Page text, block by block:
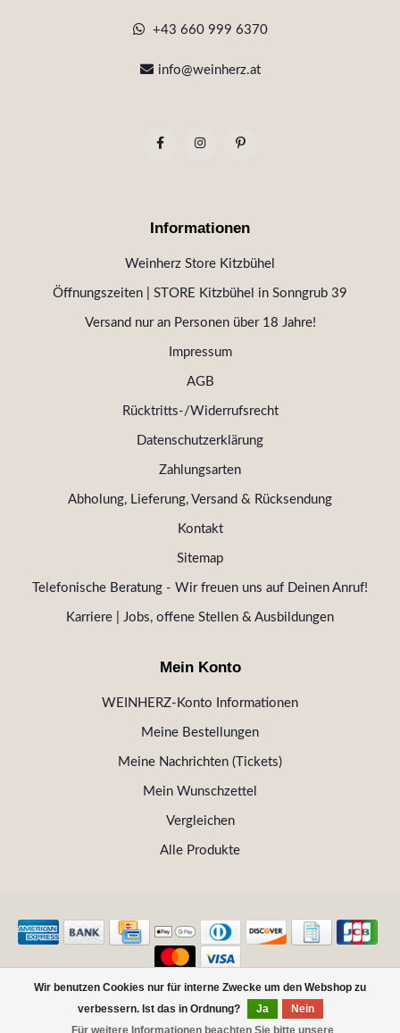
Wir benutzen Cookies nur für interne Zwecke um den Webshop zu
verbessern. Ist das in Ordnung?
Ja
Nein
Für weitere Informationen beachten Sie bitte unsere
+43 660 999 6370
info@weinherz.at
Informationen
Weinherz Store Kitzbühel
Öffnungszeiten | STORE Kitzbühel in Sonngrub 39
Versand nur an Personen über 18 Jahre!
Impressum
AGB
Rücktritts-/Widerrufsrecht
Datenschutzerklärung
Zahlungsarten
Abholung, Lieferung, Versand & Rücksendung
Kontakt
Sitemap
Telefonische Beratung - Wir freuen uns auf Deinen Anruf!
Karriere | Jobs, offene Stellen & Ausbildungen
Mein Konto
WEINHERZ-Konto Informationen
Meine Bestellungen
Meine Nachrichten (Tickets)
Mein Wunschzettel
Vergleichen
Alle Produkte
© Copyright 2026 WEINHERZ Kitzbühel - Die VINOTHEK in